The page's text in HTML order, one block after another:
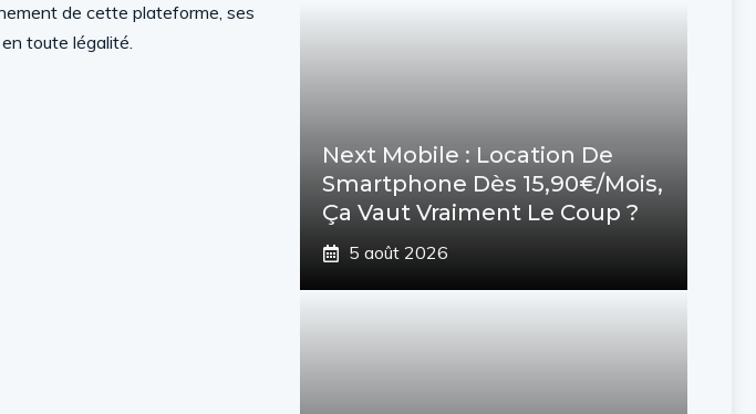
de cette plateforme, ses
en toute légalité.
Next Mobile : Location De
Smartphone Dès 15,90€/mois,
Ça Vaut Vraiment Le Coup ?
5 août 2026